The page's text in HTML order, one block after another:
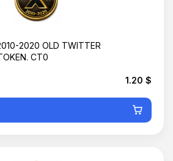
2020 OLD TWITTER
CT0
1.20 $